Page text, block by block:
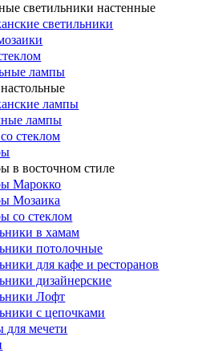
светильники настенные
светильники
лампы
лампы
лампы
стеклом
в восточном стиле
Марокко
Мозаика
со стеклом
в хамам
потолочные
для кафе и ресторанов
дизайнерские
Лофт
с цепочками
мечети